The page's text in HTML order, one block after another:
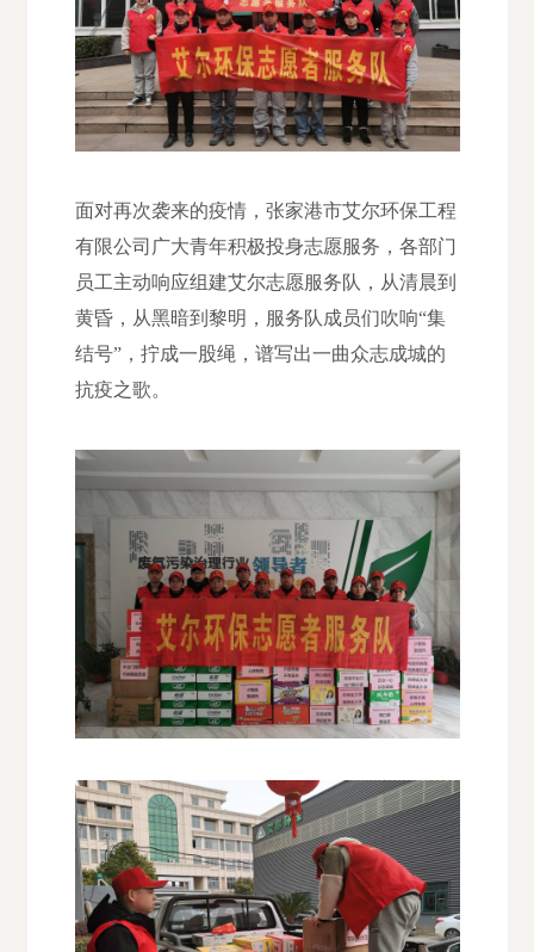
面对再次袭来的疫情，张家港市艾尔环保工程
有限公司广大青年积极投身志愿服务，各部门
员工主动响应组建艾尔志愿服务队，从清晨到
黄昏，从黑暗到黎明，服务队成员们吹响“集
结号”，拧成一股绳，谱写出一曲众志成城的
抗疫之歌。